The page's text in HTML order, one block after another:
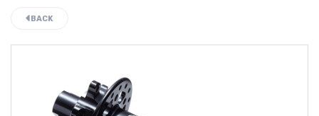
BACK